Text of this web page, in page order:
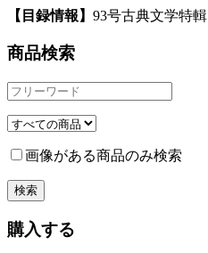
【目録情報】 93号古典文学特輯
商品検索
画像がある商品のみ検索
購入する